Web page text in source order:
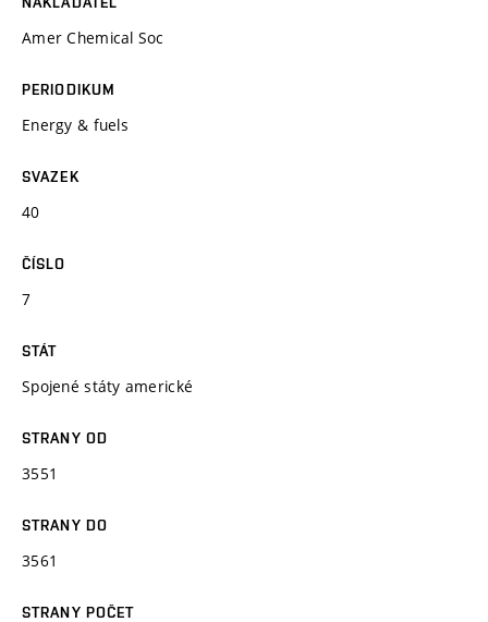
Amer Chemical Soc
PERIODIKUM
Energy & fuels
SVAZEK
40
ČÍSLO
7
STÁT
Spojené státy americké
STRANY OD
3551
STRANY DO
3561
STRANY POČET